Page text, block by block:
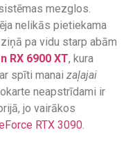
mezglos.
nelikās pietiekama
pa vidu starp abām
RX 6900 XT, kura
spīti manai zaļajai
neapstrīdami ir
jo vairākos
RTX 3090.